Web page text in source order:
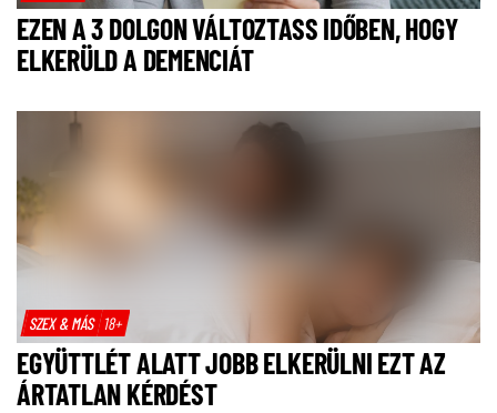
EZEN A 3 DOLGON VÁLTOZTASS IDŐBEN, HOGY
ELKERÜLD A DEMENCIÁT
SZEX & MÁS 18+
EGYÜTTLÉT ALATT JOBB ELKERÜLNI EZT AZ
ÁRTATLAN KÉRDÉST